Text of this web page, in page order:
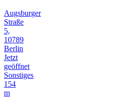
Augsburger
Straße
5,
10789
Berlin
Jetzt
geöffnet
Sonstiges
154
m